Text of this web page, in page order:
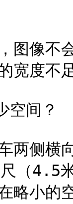
图像不
宽度不
空间？
两侧
（4.5
略小的